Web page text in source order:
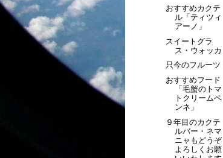
おすすめカクテ
ル「ティツィ
アーノ」
スイートグラ
ス・ウォッカ
只今のフルーツ
おすすめフード
「毛蟹のトマ
トクリームペ
ンネ」
９年目のカクテ
ルバー・ネマ
ニャもどうぞ
よろしくお願